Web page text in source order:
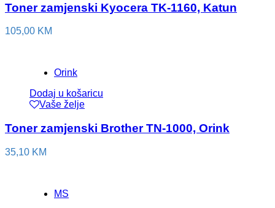
Toner zamjenski Kyocera TK-1160, Katun
105,00 KM
Orink
Dodaj u košaricu
Vaše želje
Toner zamjenski Brother TN-1000, Orink
35,10 KM
MS